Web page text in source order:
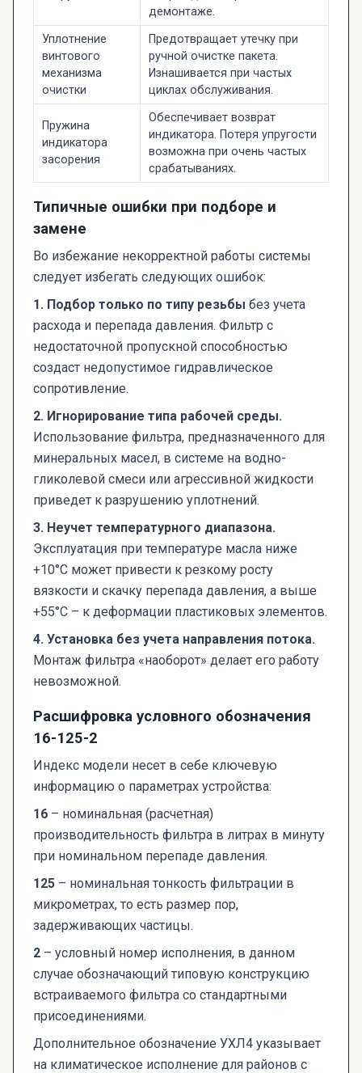
демонтаже.
Уплотнение
винтового
механизма
очистки
Предотвращает утечку при
ручной очистке пакета.
Изнашивается при частых
циклах обслуживания.
Пружина
индикатора
засорения
Обеспечивает возврат
индикатора. Потеря упругости
возможна при очень частых
срабатываниях.
Типичные ошибки при подборе и
замене
Во избежание некорректной работы системы
следует избегать следующих ошибок:
1. Подбор только по типу резьбы без учета
расхода и перепада давления. Фильтр с
недостаточной пропускной способностью
создаст недопустимое гидравлическое
сопротивление.
2. Игнорирование типа рабочей среды.
Использование фильтра, предназначенного для
минеральных масел, в системе на водно-
гликолевой смеси или агрессивной жидкости
приведет к разрушению уплотнений.
3. Неучет температурного диапазона.
Эксплуатация при температуре масла ниже
+10°С может привести к резкому росту
вязкости и скачку перепада давления, а выше
+55°С – к деформации пластиковых элементов.
4. Установка без учета направления потока.
Монтаж фильтра «наоборот» делает его работу
невозможной.
Расшифровка условного обозначения
16-125-2
Индекс модели несет в себе ключевую
информацию о параметрах устройства:
16 – номинальная (расчетная)
производительность фильтра в литрах в минуту
при номинальном перепаде давления.
125 – номинальная тонкость фильтрации в
микрометрах, то есть размер пор,
задерживающих частицы.
2 – условный номер исполнения, в данном
случае обозначающий типовую конструкцию
встраиваемого фильтра со стандартными
присоединениями.
Дополнительное обозначение УХЛ4 указывает
на климатическое исполнение для районов с